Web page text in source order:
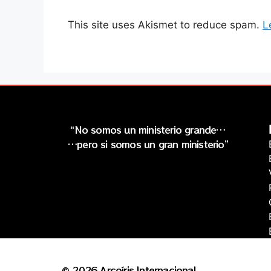
This site uses Akismet to reduce spam.
“No somos un ministerio grande…
…pero si somos un gran ministerio”